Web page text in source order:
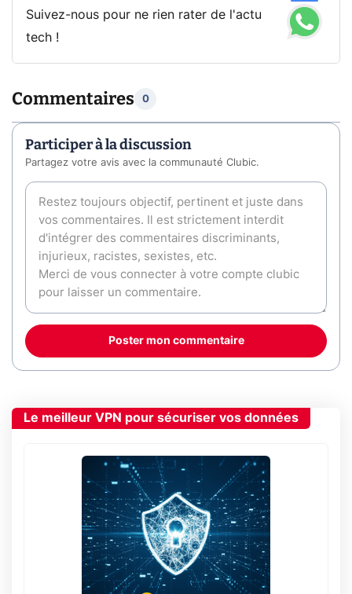
Suivez-nous pour ne rien rater de l'actu
tech !
Commentaires 0
Participer à la discussion
Partagez votre avis avec la communauté Clubic.
Poster mon commentaire
Le meilleur VPN pour sécuriser vos données